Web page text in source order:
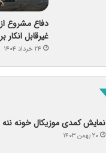
دفاع مشروع
غیرقابل
۲۴ خرداد ۱۴۰۴
نمایش کمدی موزیکال خونه
۲۰ بهمن ۱۴۰۳